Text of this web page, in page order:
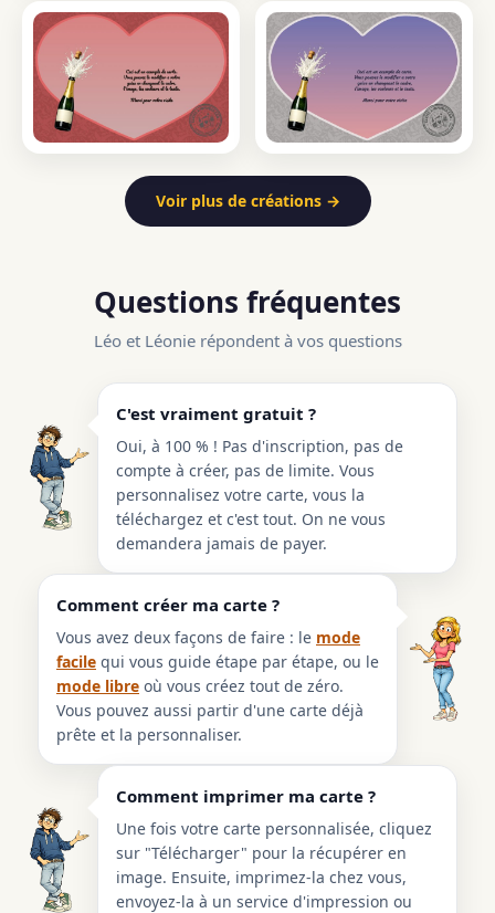
Voir plus de créations →
Questions fréquentes
Léo et Léonie répondent à vos questions
C'est vraiment gratuit ?
Oui, à 100 % ! Pas d'inscription, pas de
compte à créer, pas de limite. Vous
personnalisez votre carte, vous la
téléchargez et c'est tout. On ne vous
demandera jamais de payer.
Comment créer ma carte ?
Vous avez deux façons de faire : le mode
facile qui vous guide étape par étape, ou le
mode libre où vous créez tout de zéro.
Vous pouvez aussi partir d'une carte déjà
prête et la personnaliser.
Comment imprimer ma carte ?
Une fois votre carte personnalisée, cliquez
sur "Télécharger" pour la récupérer en
image. Ensuite, imprimez-la chez vous,
envoyez-la à un service d'impression ou